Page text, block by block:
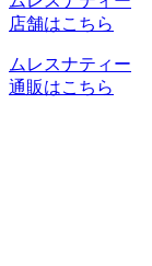
店舗はこちら
ムレスナティー
通販はこちら